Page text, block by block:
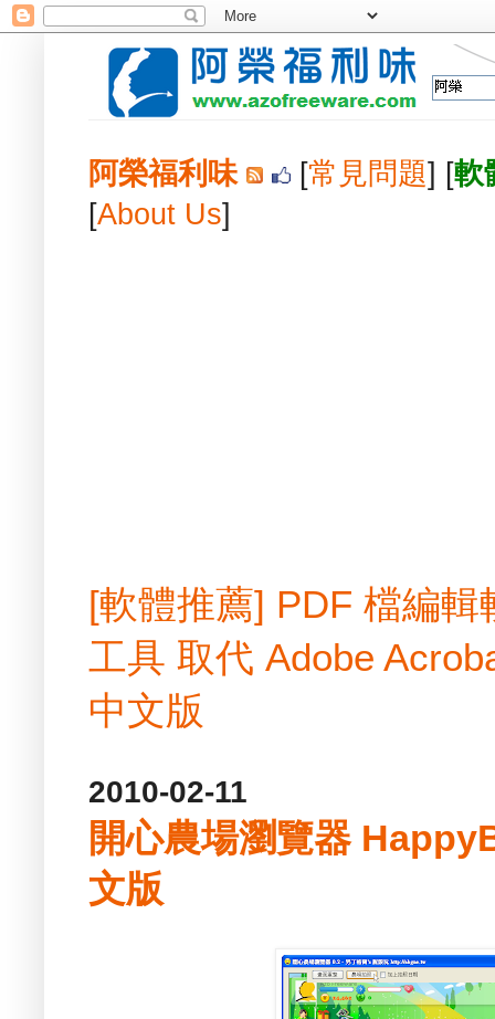
阿榮福利味 [常見問題] [軟
[About Us]
[軟體推薦] PDF 檔編
工具 取代 Adobe
中文版
2010-02-11
開心農場瀏覽器
文版